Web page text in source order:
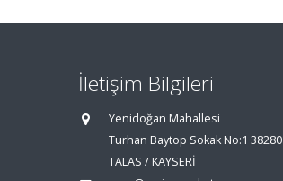
İletişim Bilgileri
Yenidoğan Mahallesi
Turhan Baytop Sokak No:1 38280
TALAS / KAYSERİ